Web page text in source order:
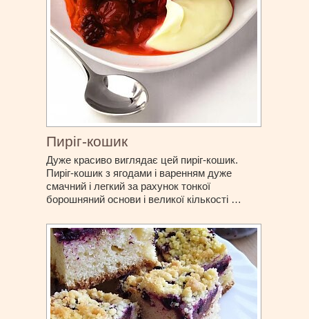
Пиріг-кошик
Дуже красиво виглядає цей пиріг-кошик.
Пиріг-кошик з ягодами і варенням дуже
смачний і легкий за рахунок тонкої
борошняний основи і великої кількості …